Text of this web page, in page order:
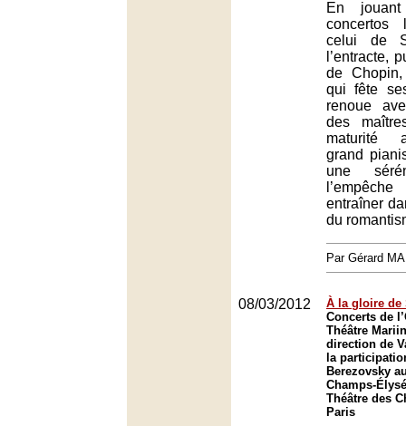
En
concertos
celui de
l’entracte,
de
qui fête
renoue
des
maturité
grand
une
entraîner
du
Par Gérard
08/03/2012
À la gloire de
Concerts de
Théâtre
direction de
la
Berezovsky
Champs-
Théâtre des
Paris